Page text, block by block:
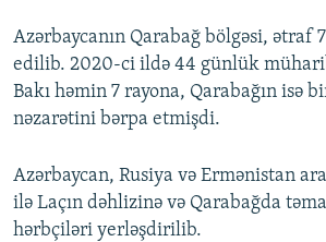
Azərbaycanın Qarabağ bölgəsi, ətraf
edilib. 2020-ci ildə 44 günlük
Bakı həmin 7 rayona, Qarabağın isə
nəzarətini bərpa etmişdi.
Azərbaycan, Rusiya və Ermənistan
ilə Laçın dəhlizinə və Qarabağda
hərbçiləri yerləşdirilib.